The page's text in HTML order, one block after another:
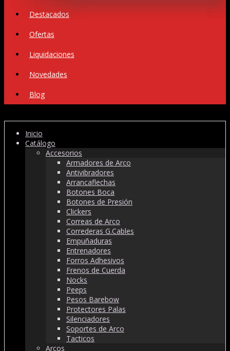
Destacados
Ofertas
Liquidaciones
Novedades
Blog
Inicio
Catálogo
Accesorios
Armadores de Arco
Antivibradores
Arrancaflechas
Botones Boca
Botones de Presión
Clickers
Correas de Arco
Correderas G.Cables
Empuñaduras
Entrenadores
Forros Adhesivos
Frenos de Cuerda
Nocks
Peeps
Pesos Barebow
Protectores Palas
Silenciadores
Soportes de Arco
Tacticos
Arcos